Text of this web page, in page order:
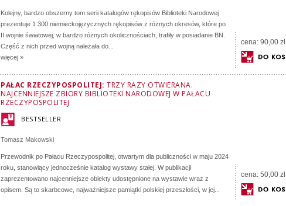
Kolejny, bardzo obszerny tom serii katalogów rękopisów Biblioteki Narodowej
prezentuje 1 300 niemieckojęzycznych rękopisów z różnych okresów, które po
II wojnie światowej, w bardzo różnych okolicznościach, trafiły w posiadanie BN.
Część z nich przed wojną należała do...
więcej »
cena: 90,00 zł
PAŁAC RZECZYPOSPOLITEJ: TRZY RAZY OTWIERANA.
NAJCENNIEJSZE ZBIORY BIBLIOTEKI NARODOWEJ W PAŁACU
RZECZYPOSPOLITEJ
BESTSELLER
Tomasz Makowski
Przewodnik po Pałacu Rzeczypospolitej, otwartym dla publiczności w maju 2024
roku, stanowiący jednocześnie katalog wystawy stałej. W publikacji
zaprezentowano najcenniejsze obiekty udostępnione na wystawie wraz z
opisem. Są to skarbcowe, najważniejsze pamiątki polskiej przeszłości, w jej...
cena: 50,00 zł